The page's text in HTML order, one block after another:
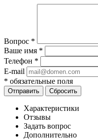
Вопрос *
Ваше имя *
Телефон *
E-mail
* обязательные поля
Отправить Сбросить
Характеристики
Отзывы
Задать вопрос
Дополнительно